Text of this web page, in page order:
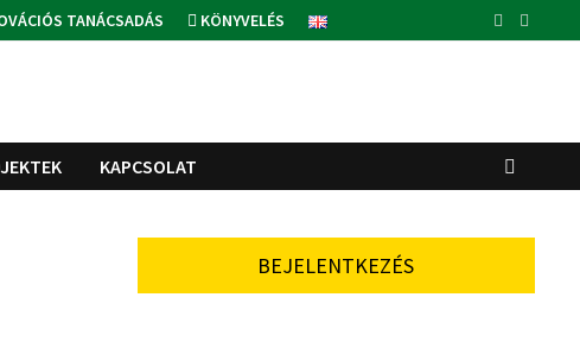
TANÁCSADÁS KÖNYVELÉS
KAPCSOLAT
BEJELENTKEZÉS